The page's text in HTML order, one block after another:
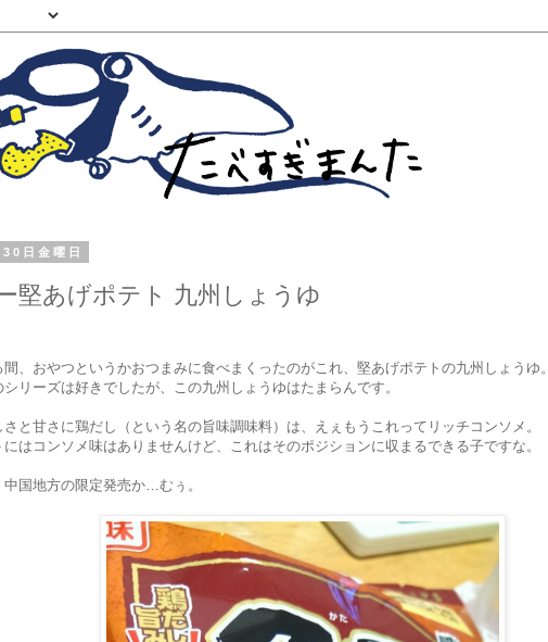
日金曜日
堅あげポテト 九州しょうゆ
間、おやつというかおつまみに食べまくったのがこれ、堅あげポテトの九州しょうゆ。
シリーズは好きでしたが、この九州しょうゆはたまらんです。
と甘さに鶏だし（という名の旨味調味料）は、えぇもうこれってリッチコンソメ。
はコンソメ味はありませんけど、これはそのポジションに収まるできる子ですな。
中国地方の限定発売か…むぅ。